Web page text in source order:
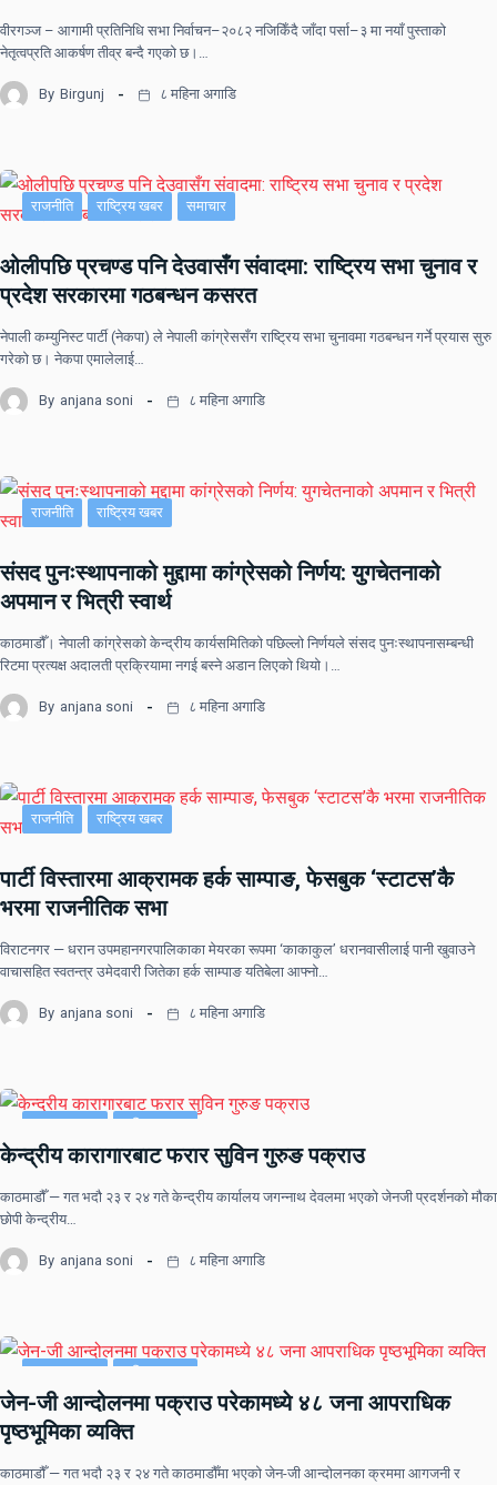
वीरगञ्ज – आगामी प्रतिनिधि सभा निर्वाचन–२०८२ नजिकिँदै जाँदा पर्सा–३ मा नयाँ पुस्ताको
नेतृत्वप्रति आकर्षण तीव्र बन्दै गएको छ।…
By Birgunj ८ महिना अगाडि
राजनीति राष्ट्रिय खबर समाचार
ओलीपछि प्रचण्ड पनि देउवासँग संवादमा: राष्ट्रिय सभा चुनाव र
प्रदेश सरकारमा गठबन्धन कसरत
नेपाली कम्युनिस्ट पार्टी (नेकपा) ले नेपाली कांग्रेससँग राष्ट्रिय सभा चुनावमा गठबन्धन गर्ने प्रयास सुरु
गरेको छ। नेकपा एमालेलाई…
By anjana soni ८ महिना अगाडि
राजनीति राष्ट्रिय खबर
संसद पुनःस्थापनाको मुद्दामा कांग्रेसको निर्णय: युगचेतनाको
अपमान र भित्री स्वार्थ
काठमाडौँ। नेपाली कांग्रेसको केन्द्रीय कार्यसमितिको पछिल्लो निर्णयले संसद पुनःस्थापनासम्बन्धी
रिटमा प्रत्यक्ष अदालती प्रक्रियामा नगई बस्ने अडान लिएको थियो।…
By anjana soni ८ महिना अगाडि
राजनीति राष्ट्रिय खबर
पार्टी विस्तारमा आक्रामक हर्क साम्पाङ, फेसबुक ‘स्टाटस’कै
भरमा राजनीतिक सभा
विराटनगर — धरान उपमहानगरपालिकाका मेयरका रूपमा ‘काकाकुल’ धरानवासीलाई पानी खुवाउने
वाचासहित स्वतन्त्र उमेदवारी जितेका हर्क साम्पाङ यतिबेला आफ्नो…
By anjana soni ८ महिना अगाडि
ताजा समाचार राष्ट्रिय खबर
केन्द्रीय कारागारबाट फरार सुविन गुरुङ पक्राउ
काठमाडौँ — गत भदौ २३ र २४ गते केन्द्रीय कार्यालय जगन्नाथ देवलमा भएको जेनजी प्रदर्शनको मौका
छोपी केन्द्रीय…
By anjana soni ८ महिना अगाडि
ताजा समाचार राष्ट्रिय खबर
जेन-जी आन्दोलनमा पक्राउ परेकामध्ये ४८ जना आपराधिक
पृष्ठभूमिका व्यक्ति
काठमाडौँ — गत भदौ २३ र २४ गते काठमाडौँमा भएको जेन-जी आन्दोलनका क्रममा आगजनी र